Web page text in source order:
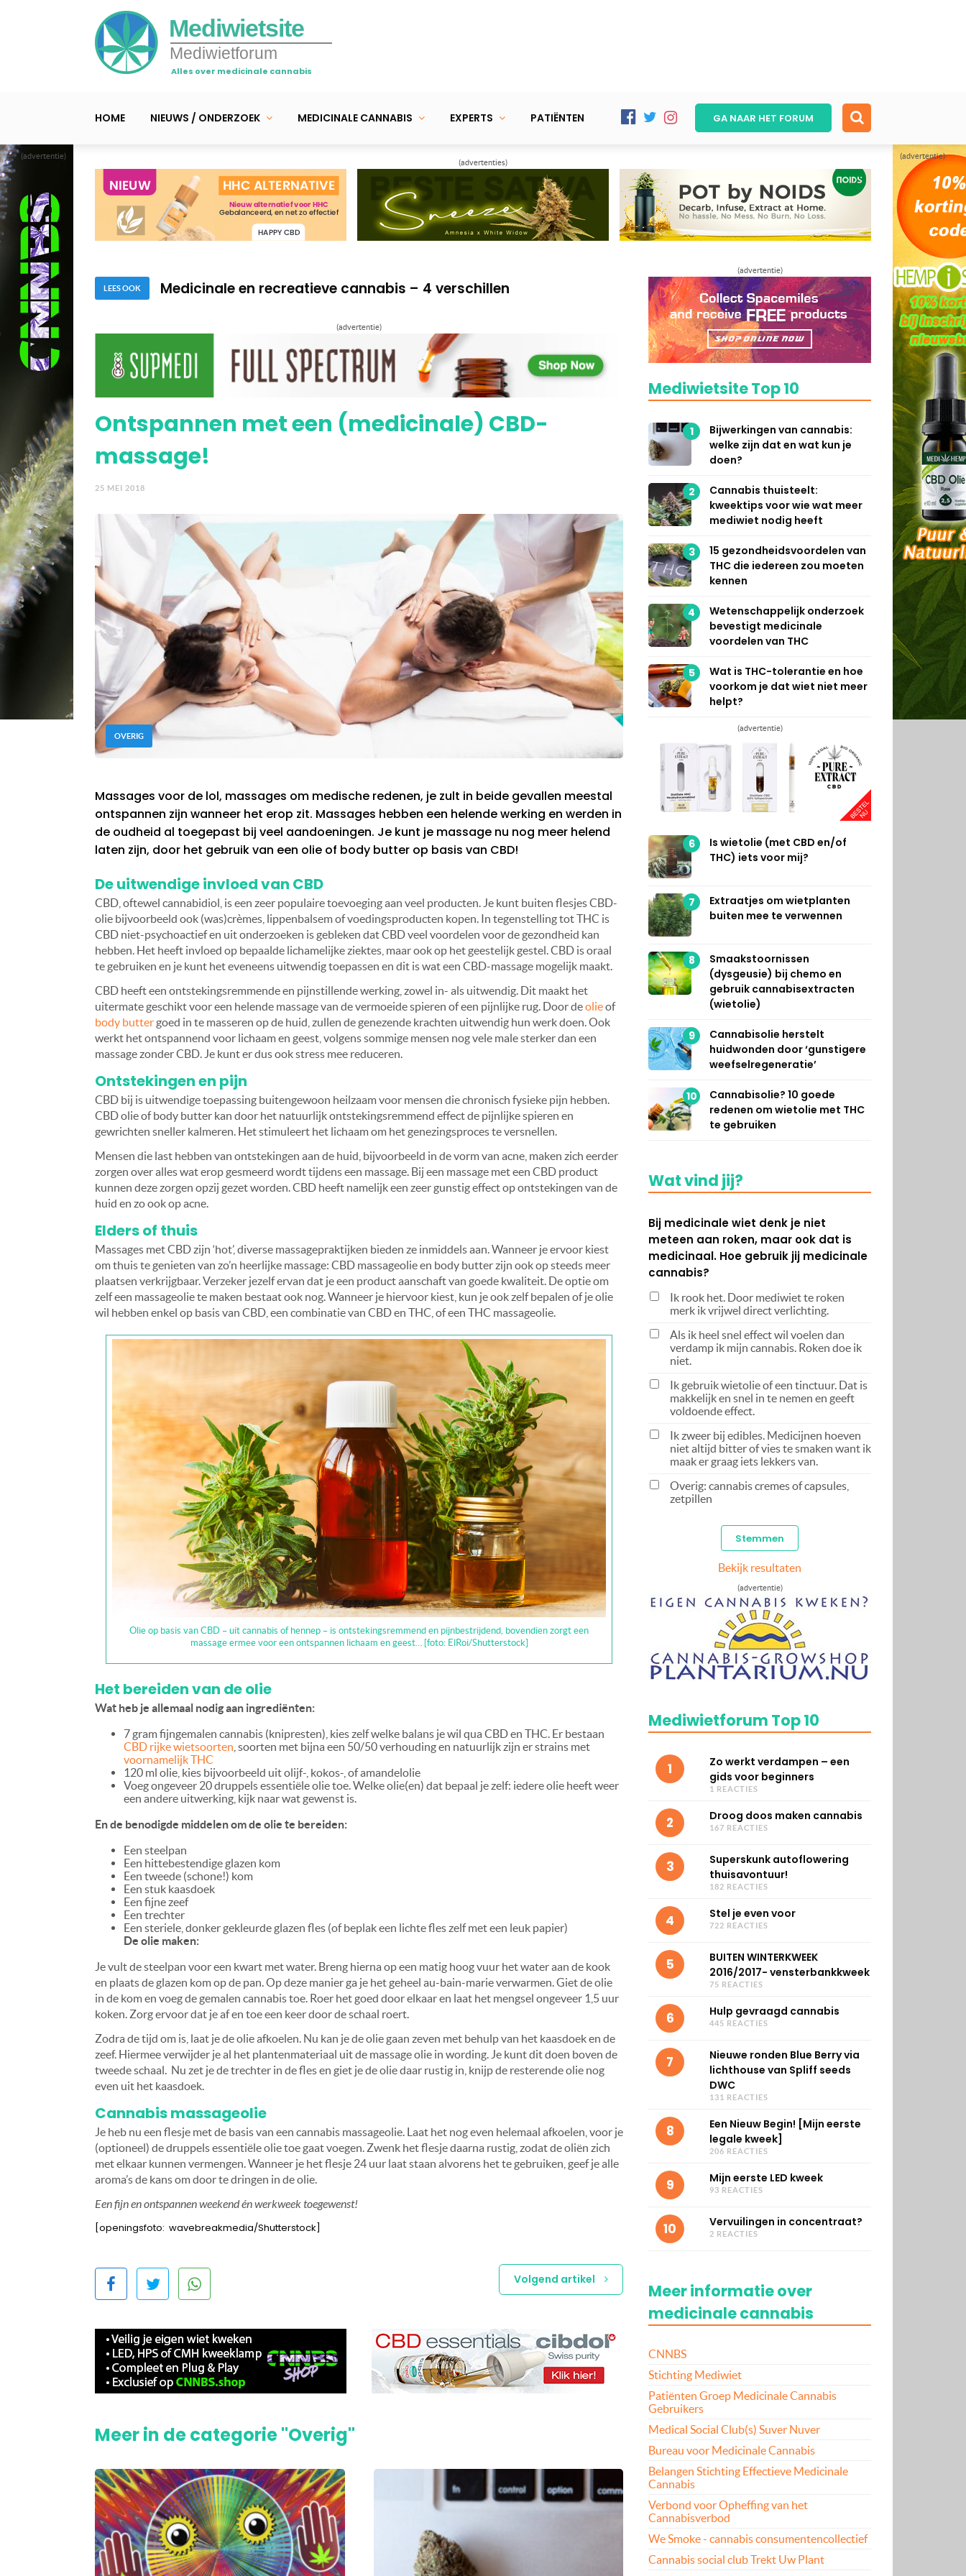
(advertentie) (advertentie)
Mediwietsite
Mediwietforum
Alles over medicinale cannabis
HOME NIEUWS / ONDERZOEK MEDICINALE CANNABIS EXPERTS PATIËNTEN GA NAAR HET FORUM
(advertenties)
LEES OOK
Dr. Sanjay Gupta – Zo werkt cannabis veilig tegen pijn
Top 10 gezondheidsvoordelen van CBD
Top 10 gezondheidsvoordelen van CBD
(advertentie)
Ontspannen met een (medicinale) CBD-
massage!
25 MEI 2018
OVERIG
Massages voor de lol, massages om medische redenen, je zult in beide gevallen meestal
ontspannen zijn wanneer het erop zit. Massages hebben een helende werking en werden in
de oudheid al toegepast bij veel aandoeningen. Je kunt je massage nu nog meer helend
laten zijn, door het gebruik van een olie of body butter op basis van CBD!
De uitwendige invloed van CBD
CBD, oftewel cannabidiol, is een zeer populaire toevoeging aan veel producten. Je kunt buiten flesjes CBD-
olie bijvoorbeeld ook (was)crèmes, lippenbalsem of voedingsproducten kopen. In tegenstelling tot THC is
CBD niet-psychoactief en uit onderzoeken is gebleken dat CBD veel voordelen voor de gezondheid kan
hebben. Het heeft invloed op bepaalde lichamelijke ziektes, maar ook op het geestelijk gestel. CBD is oraal
te gebruiken en je kunt het eveneens uitwendig toepassen en dit is wat een CBD-massage mogelijk maakt.
CBD heeft een ontstekingsremmende en pijnstillende werking, zowel in- als uitwendig. Dit maakt het
uitermate geschikt voor een helende massage van de vermoeide spieren of een pijnlijke rug. Door deolieof
body butter goed in te masseren op de huid, zullen de genezende krachten uitwendig hun werk doen. Ook
werkt het ontspannend voor lichaam en geest, volgens sommige mensen nog vele male sterker dan een
massage zonder CBD. Je kunt er dus ook stress mee reduceren.
Ontstekingen en pijn
CBD bij is uitwendige toepassing buitengewoon heilzaam voor mensen die chronisch fysieke pijn hebben.
CBD olie of body butter kan door het natuurlijk ontstekingsremmend effect de pijnlijke spieren en
gewrichten sneller kalmeren. Het stimuleert het lichaam om het genezingsproces te versnellen.
Mensen die last hebben van ontstekingen aan de huid, bijvoorbeeld in de vorm van acne, maken zich eerder
zorgen over alles wat erop gesmeerd wordt tijdens een massage. Bij een massage met een CBD product
kunnen deze zorgen opzij gezet worden. CBD heeft namelijk een zeer gunstig effect op ontstekingen van de
huid en zo ook op acne.
Elders of thuis
Massages met CBD zijn ‘hot’, diverse massagepraktijken bieden ze inmiddels aan. Wanneer je ervoor kiest
om thuis te genieten van zo’n heerlijke massage: CBD massageolie en body butter zijn ook op steeds meer
plaatsen verkrijgbaar. Verzeker jezelf ervan dat je een product aanschaft van goede kwaliteit. De optie om
zelf een massageolie te maken bestaat ook nog. Wanneer je hiervoor kiest, kun je ook zelf bepalen of je olie
wil hebben enkel op basis van CBD, een combinatie van CBD en THC, of een THC massageolie.
Olie op basis van CBD – uit cannabis of hennep – is ontstekingsremmend en pijnbestrijdend, bovendien zorgt een
massage ermee voor een ontspannen lichaam en geest… [foto: ElRoi/Shutterstock]
Het bereiden van de olie
Wat heb je allemaal nodig aan ingrediënten:
7 gram fijngemalen cannabis (knipresten), kies zelf welke balans je wil qua CBD en THC. Er bestaan
CBD rijke wietsoorten , soorten met bijna een 50/50 verhouding en natuurlijk zijn er strains met
voornamelijk THC
120 ml olie, kies bijvoorbeeld uit olijf-, kokos-, of amandelolie
Voeg ongeveer 20 druppels essentiële olie toe. Welke olie(en) dat bepaal je zelf: iedere olie heeft weer
een andere uitwerking, kijk naar wat gewenst is.
En de benodigde middelen om de olie te bereiden:
Een steelpan
Een hittebestendige glazen kom
Een tweede (schone!) kom
Een stuk kaasdoek
Een fijne zeef
Een trechter
Een steriele, donker gekleurde glazen fles (of beplak een lichte fles zelf met een leuk papier)
De olie maken:
Je vult de steelpan voor een kwart met water. Breng hierna op een matig hoog vuur het water aan de kook
en plaats de glazen kom op de pan. Op deze manier ga je het geheel au-bain-marie verwarmen. Giet de olie
in de kom en voeg de gemalen cannabis toe. Roer het goed door elkaar en laat het mengsel ongeveer 1,5 uur
koken. Zorg ervoor dat je af en toe een keer door de schaal roert.
Zodra de tijd om is, laat je de olie afkoelen. Nu kan je de olie gaan zeven met behulp van het kaasdoek en de
zeef. Hiermee verwijder je al het plantenmateriaal uit de massage olie in wording. Je kunt dit doen boven de
tweede schaal. Nu zet je de trechter in de fles en giet je de olie daar rustig in, knijp de resterende olie nog
even uit het kaasdoek.
Cannabis massageolie
Je heb nu een flesje met de basis van een cannabis massageolie. Laat het nog even helemaal afkoelen, voor je
(optioneel) de druppels essentiële olie toe gaat voegen. Zwenk het flesje daarna rustig, zodat de oliën zich
met elkaar kunnen vermengen. Wanneer je het flesje 24 uur laat staan alvorens het te gebruiken, geef je alle
aroma’s de kans om door te dringen in de olie.
Een fijn en ontspannen weekend én werkweek toegewenst!
[openingsfoto: wavebreakmedia/Shutterstock]
Volgend artikel
Meer in de categorie "Overig"
(advertentie)
Mediwietsite Top 10
1
Bijwerkingen van cannabis:
welke zijn dat en wat kun je
doen?
2
Cannabis thuisteelt:
kweektips voor wie wat meer
mediwiet nodig heeft
3
15 gezondheidsvoordelen van
THC die iedereen zou moeten
kennen
4
Wetenschappelijk onderzoek
bevestigt medicinale
voordelen van THC
5
Wat is THC-tolerantie en hoe
voorkom je dat wiet niet meer
helpt?
(advertentie)
6
Is wietolie (met CBD en/of
THC) iets voor mij?
7
Extraatjes om wietplanten
buiten mee te verwennen
8
Smaakstoornissen
(dysgeusie) bij chemo en
gebruik cannabisextracten
(wietolie)
9
Cannabisolie herstelt
huidwonden door ‘gunstigere
weefselregeneratie’
10
Cannabisolie? 10 goede
redenen om wietolie met THC
te gebruiken
Wat vind jij?
Bij medicinale wiet denk je niet
meteen aan roken, maar ook dat is
medicinaal. Hoe gebruik jij medicinale
cannabis?
Ik rook het. Door mediwiet te roken
merk ik vrijwel direct verlichting.
Als ik heel snel effect wil voelen dan
verdamp ik mijn cannabis. Roken doe ik
niet.
Ik gebruik wietolie of een tinctuur. Dat is
makkelijk en snel in te nemen en geeft
voldoende effect.
Ik zweer bij edibles. Medicijnen hoeven
niet altijd bitter of vies te smaken want ik
maak er graag iets lekkers van.
Overig: cannabis cremes of capsules,
zetpillen
Bekijk resultaten
(advertentie)
Mediwietforum Top 10
1
Zo werkt verdampen – een
gids voor beginners
1 REACTIES
2 Droog doos maken cannabis
167 REACTIES
3
Superskunk autoflowering
thuisavontuur!
182 REACTIES
4 Stel je even voor
722 REACTIES
5
BUITEN WINTERKWEEK
2016/2017- vensterbankkweek
75 REACTIES
6 Hulp gevraagd cannabis
445 REACTIES
7
Nieuwe ronden Blue Berry via
lichthouse van Spliff seeds
DWC
131 REACTIES
8
Een Nieuw Begin! [Mijn eerste
legale kweek]
206 REACTIES
9 Mijn eerste LED kweek
93 REACTIES
10 Vervuilingen in concentraat?
2 REACTIES
Meer informatie over
medicinale cannabis
CNNBS
Stichting Mediwiet
Patiënten Groep Medicinale Cannabis
Gebruikers
Medical Social Club(s) Suver Nuver
Bureau voor Medicinale Cannabis
Belangen Stichting Effectieve Medicinale
Cannabis
Verbond voor Opheffing van het
Cannabisverbod
We Smoke - cannabis consumentencollectief
Cannabis social club Trekt Uw Plant